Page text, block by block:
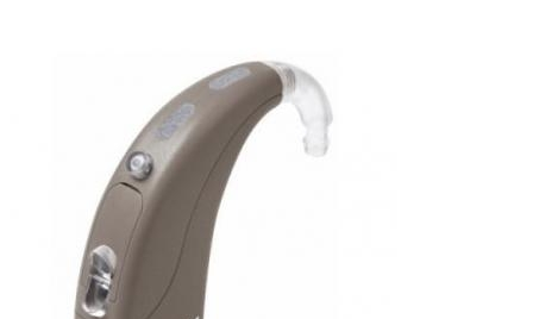
Signia hoortoestellenSignia Pure BCT IX Signia Silk IX
Audio Service R LI 7
HoortoestelbatterijenWidex filters Filters Domes
Onderhoudsartikelen
Signia Active Mini IX - Oplaadbaar
De Signia Active Mini IX is het nieuwste hoortoestel van Signia.